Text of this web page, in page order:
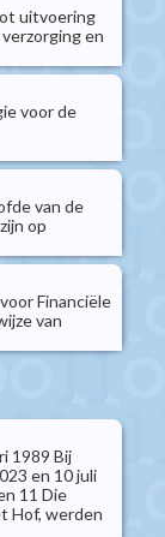
uitvoering
en
voor de
van de
op
Financiële
van
1989 Bij
en 10 juli
11 Die
Hof, werden